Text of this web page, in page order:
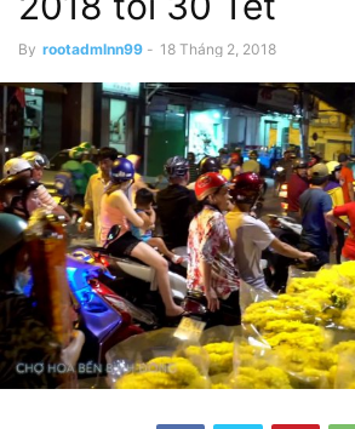
By rootadmlnn99 - 18 Tháng 2, 2018